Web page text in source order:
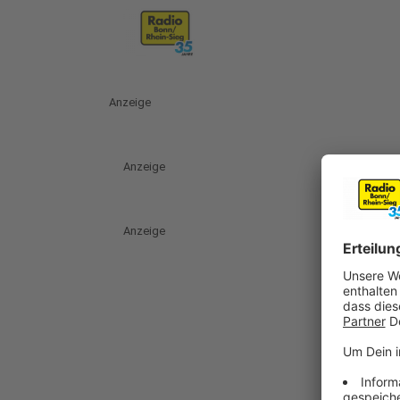
Anzeige
Anzeige
Anzeige